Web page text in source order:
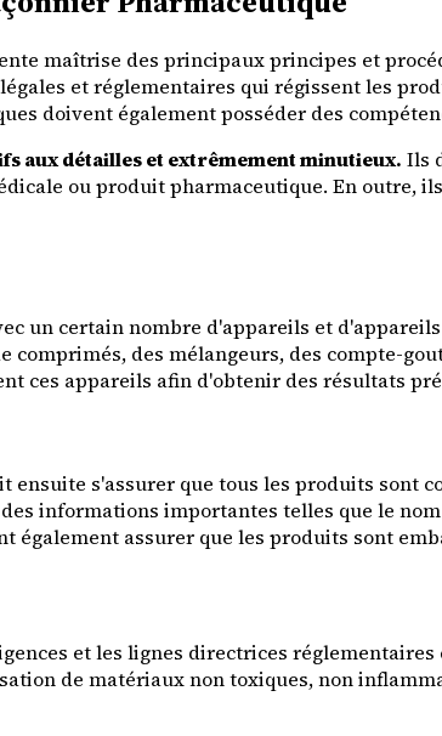
maîtrise des principaux principes et
et réglementaires qui régissent les
doivent également posséder des
aux détailles et extrêmement minutieux. Ils
ou produit pharmaceutique. En outre,
un certain nombre d'appareils et
des mélangeurs, des compte-
ces appareils afin d'obtenir des résultats
s'assurer que tous les produits sont
informations importantes telles que le
assurer que les produits sont
et les lignes directrices
de matériaux non toxiques, non